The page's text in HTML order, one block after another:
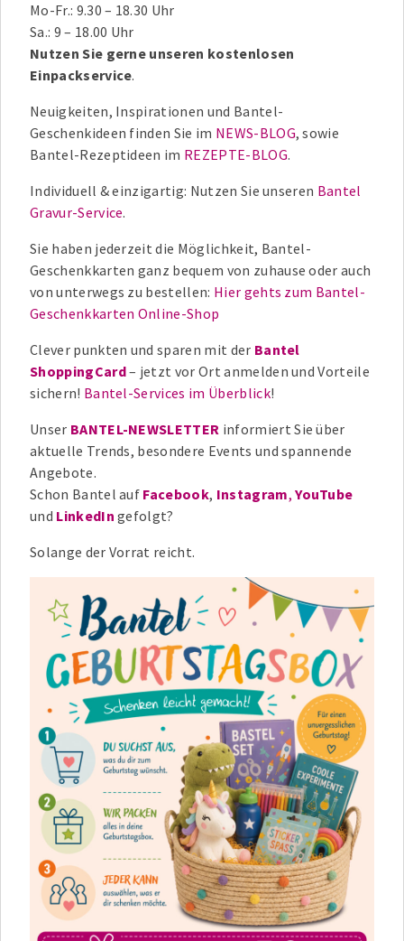
Mo-Fr.: 9.30 – 18.30 Uhr
Sa.: 9 – 18.00 Uhr
Nutzen Sie gerne unseren kostenlosen
Einpackservice.
Neuigkeiten, Inspirationen und Bantel-
Geschenkideen finden Sie im NEWS-BLOG, sowie
Bantel-Rezeptideen im REZEPTE-BLOG.
Individuell & einzigartig: Nutzen Sie unseren Bantel
Gravur-Service.
Sie haben jederzeit die Möglichkeit, Bantel-
Geschenkkarten ganz bequem von zuhause oder auch
von unterwegs zu bestellen: Hier gehts zum Bantel-
Geschenkkarten Online-Shop
Clever punkten und sparen mit der Bantel
ShoppingCard– jetzt vor Ort anmelden und Vorteile
sichern! Bantel-Services im Überblick!
Unser BANTEL-NEWSLETTER informiert Sie über
aktuelle Trends, besondere Events und spannende
Angebote.
Schon Bantel auf Facebook, Instagram,YouTube
und LinkedIn gefolgt?
Solange der Vorrat reicht.